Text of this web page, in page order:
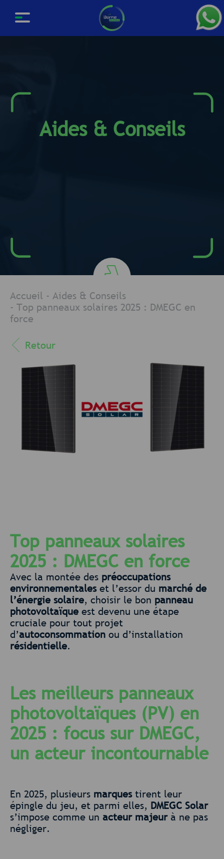
Aides & Conseils
Accueil - Aides & Conseils
- Top panneaux solaires 2025 : DMEGC en
force
Retour
Top panneaux solaires
2025 : DMEGC en force
Avec la montée des préoccupations
environnementaleset l’essor du marché de
l’énergie solaire, choisir le bon panneau
photovoltaïque est devenu une étape
cruciale pour tout projet
d’autoconsommation ou d’installation
résidentielle.
Les meilleurs panneaux
photovoltaïques (PV) en
2025 : focus sur DMEGC,
un acteur incontournable
En 2025, plusieurs marquestirent leur
épingle du jeu, et parmi elles, DMEGC Solar
s’impose comme un acteur majeurà ne pas
négliger.